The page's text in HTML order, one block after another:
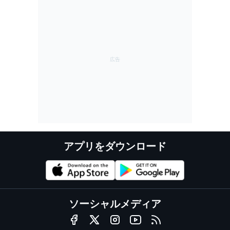
アプリをダウンロード
ソーシャルメディア